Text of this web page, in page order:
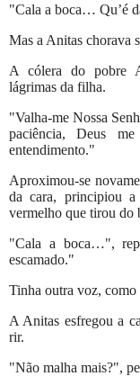
"Cala a boca… Qu’é
Mas a Anitas chorava
A cólera do pobre
lágrimas da filha.
"Valha-me Nossa
paciência, Deus
entendimento."
Aproximou-se
da cara, principiou
vermelho que tirou do
"Cala a boca…",
escamado."
Tinha outra voz, como
A Anitas esfregou a
rir.
"Não malha mais?",